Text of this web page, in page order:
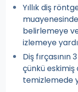
Yıllık diş
belirlemeye
izlemeye
Diş
çünkü eskimiş
temizlemede